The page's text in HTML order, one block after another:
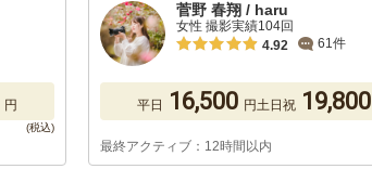
円
菅野 春翔 / haru
女性 撮影実績104回
4.92
61件
平日 16,500 円土日祝 19,800
最終アクティブ：12時間以内